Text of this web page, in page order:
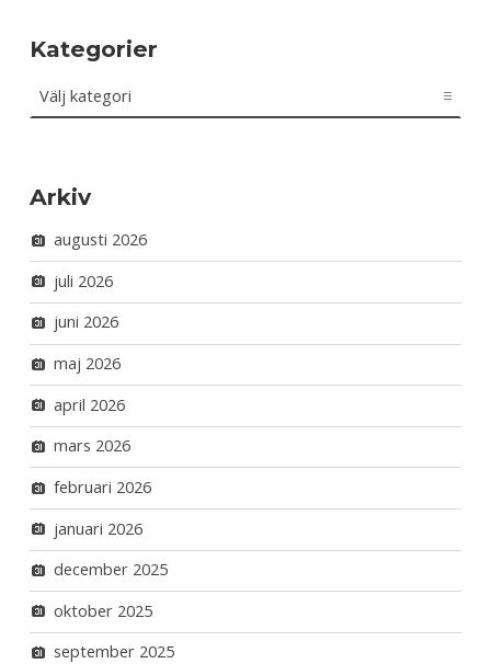
Kategorier
Arkiv
augusti 2026
juli 2026
juni 2026
maj 2026
april 2026
mars 2026
februari 2026
januari 2026
december 2025
oktober 2025
september 2025